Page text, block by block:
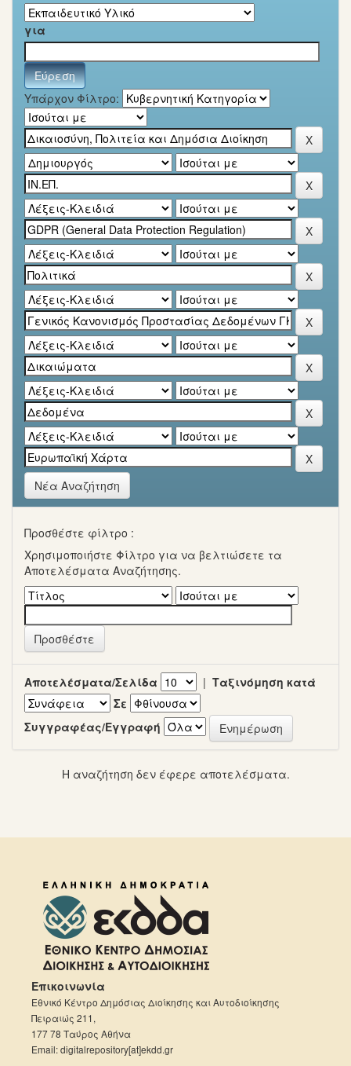
για
Υπάρχον Φίλτρο:
Νέα Αναζήτηση
Προσθέστε φίλτρο :
Χρησιμοποιήστε Φίλτρο για να βελτιώσετε τα
Αποτελέσματα Αναζήτησης.
Αποτελέσματα/Σελίδα | Ταξινόμηση κατά
Σε
Συγγραφέας/Εγγραφή
Η αναζήτηση δεν έφερε αποτελέσματα.
Επικοινωνία
Εθνικό Κέντρο Δημόσιας Διοίκησης και Αυτοδιοίκησης
Πειραιώς 211,
177 78 Ταύρος Αθήνα
Email: digitalrepository[at]ekdd.gr